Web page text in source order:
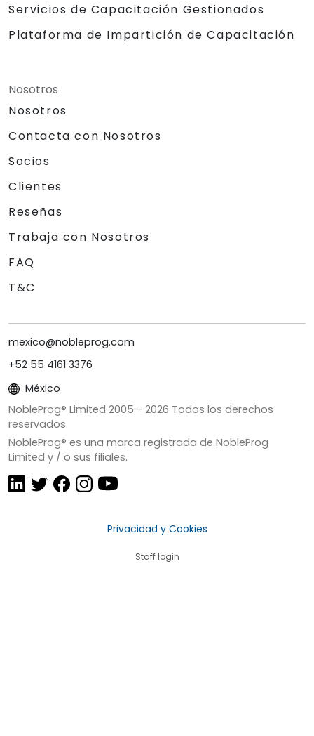
Servicios de Capacitación Gestionados
Plataforma de Impartición de Capacitación
Nosotros
Nosotros
Contacta con Nosotros
Socios
Clientes
Reseñas
Trabaja con Nosotros
FAQ
T&C
mexico@nobleprog.com
+52 55 4161 3376
México
NobleProg® Limited 2005 - 2026 Todos los derechos
reservados
NobleProg® es una marca registrada de NobleProg
Limited y / o sus filiales.
Privacidad y Cookies
Staff login